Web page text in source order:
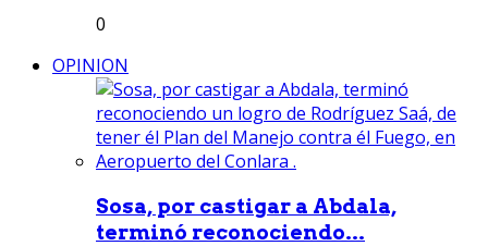
0
OPINION
Sosa, por castigar a Abdala,
terminó reconociendo...